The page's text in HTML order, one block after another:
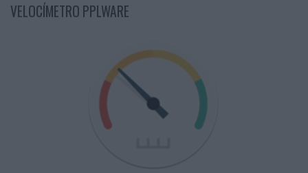
VELOCÍMETRO PPLWARE